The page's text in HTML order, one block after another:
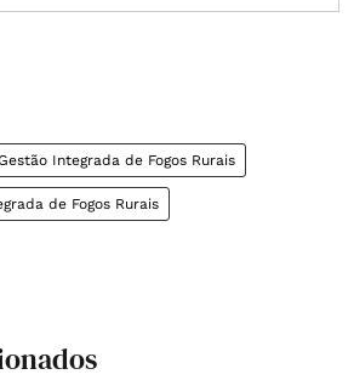
Integrada de Fogos Rurais
de Fogos Rurais